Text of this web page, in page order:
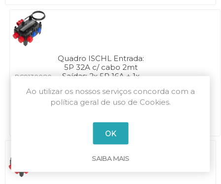
PC9130080
Quadro ISCHL Entrada:
5P 32A c/ cabo 2mt
Saídas: 2x 5P 16A + 1x
protecções
Ao utilizar os nossos serviços concorda com a
política geral de uso de Cookies.
OK
SAIBA MAIS